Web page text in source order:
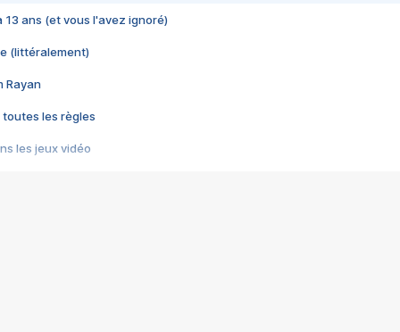
13 ans (et vous l'avez ignoré)
(littéralement)
Rayan
toutes les règles
les jeux vidéo